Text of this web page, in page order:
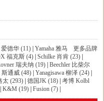
更多品牌
爱德华 (11) Yamaha 雅马
福克斯 (4) Schilke 肖肯 (23)
瑞夫纳 (19) Beechler 比柴尔
斯通威 (48) Yanagisawa 柳泽 (24)
太 (293) 德国JK (18) 考博 Kolbl
K&M (19) Fusion (7)